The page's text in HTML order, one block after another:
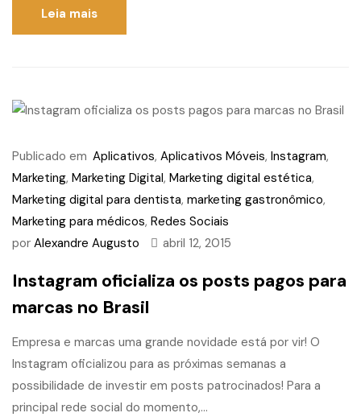
Leia mais
Publicado em Aplicativos, Aplicativos Móveis, Instagram,
Marketing, Marketing Digital, Marketing digital estética,
Marketing digital para dentista, marketing gastronômico,
Marketing para médicos, Redes Sociais
por Alexandre Augusto abril 12, 2015
Instagram oficializa os posts pagos para
marcas no Brasil
Empresa e marcas uma grande novidade está por vir! O
Instagram oficializou para as próximas semanas a
possibilidade de investir em posts patrocinados! Para a
principal rede social do momento,...